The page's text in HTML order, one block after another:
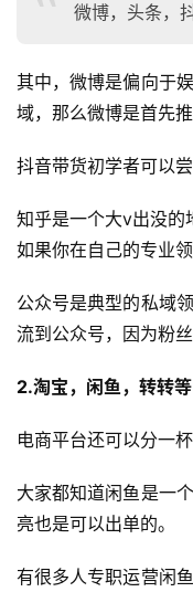
例
坑
南
营
百
业
源
会
登录
微博，头条，
其中，微博是偏向于
域，那么微博是首先推
抖音带货初学者可以尝
知乎是一个大v出没的
如果你在自己的专业
公众号是典型的私域
流到公众号，因为粉
2.淘宝，闲鱼，转转
电商平台还可以分一杯
大家都知道闲鱼是一
亮也是可以出单的。
有很多人专职运营闲